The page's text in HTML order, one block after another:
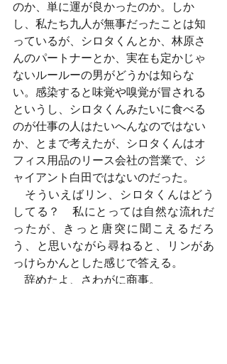
のか、単に運が良かったのか。しか
し、私たち九人が無事だったことは知
っているが、シロタくんとか、林原さ
んのパートナーとか、実在も定かじゃ
ないルールーの男がどうかは知らな
い。感染すると味覚や嗅覚が冒される
というし、シロタくんみたいに食べる
のが仕事の人はたいへんなのではない
か、とまで考えたが、シロタくんはオ
フィス用品のリース会社の営業で、ジ
ャイアント白田ではないのだった。
そういえばリン、シロタくんはどう
してる？　私にとっては自然な流れだ
ったが、きっと唐突に聞こえるだろ
う、と思いながら尋ねると、リンがあ
っけらかんとした感じで答える。
辞めたよ、さわがに商事。